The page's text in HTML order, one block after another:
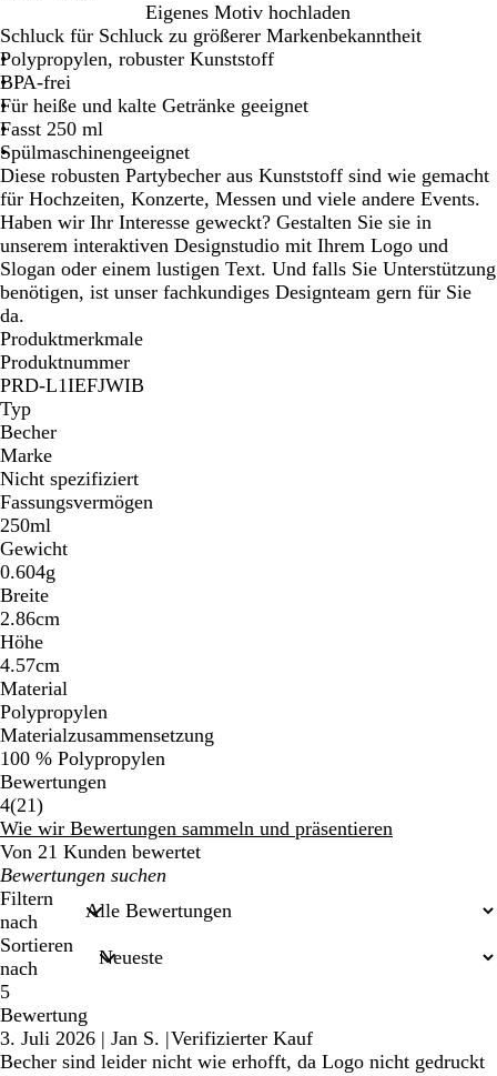
e
l
b
r
a
n
g
e
e
i
ß
u
r
c
h
s
i
c
h
t
i
g
i
n
k
o
t
ü
r
k
i
s
l
a
u
c
h
w
a
r
z
r
ü
n
Eigenes Motiv hochladen
Schluck für Schluck zu größerer Markenbekanntheit
Polypropylen, robuster Kunststoff
BPA-frei
Für heiße und kalte Getränke geeignet
Fasst 250 ml
Spülmaschinengeeignet
Diese robusten Partybecher aus Kunststoff sind wie gemacht
für Hochzeiten, Konzerte, Messen und viele andere Events.
Haben wir Ihr Interesse geweckt? Gestalten Sie sie in
unserem interaktiven Designstudio mit Ihrem Logo und
Slogan oder einem lustigen Text. Und falls Sie Unterstützung
benötigen, ist unser fachkundiges Designteam gern für Sie
da.
Produktmerkmale
Produktnummer
PRD-L1IEFJWIB
Typ
Becher
Marke
Nicht spezifiziert
Fassungsvermögen
250ml
Gewicht
0.604g
Breite
2.86cm
Höhe
4.57cm
Material
Polypropylen
Materialzusammensetzung
100 % Polypropylen
Bewertungen
4(2121
Bewertungen
)
Wie wir Bewertungen sammeln und präsentieren
Von 21 Kunden bewertet
Meine
Sucheingaben
Filtern
nach
Sortieren
nach
5
Bewertung
3. Juli 2026 | Jan S. |Verifizierter Kauf
Becher sind leider nicht wie erhofft, da Logo nicht gedruckt